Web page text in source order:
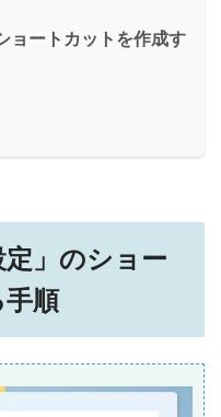
ョートカットを作成す
」のショー
手順